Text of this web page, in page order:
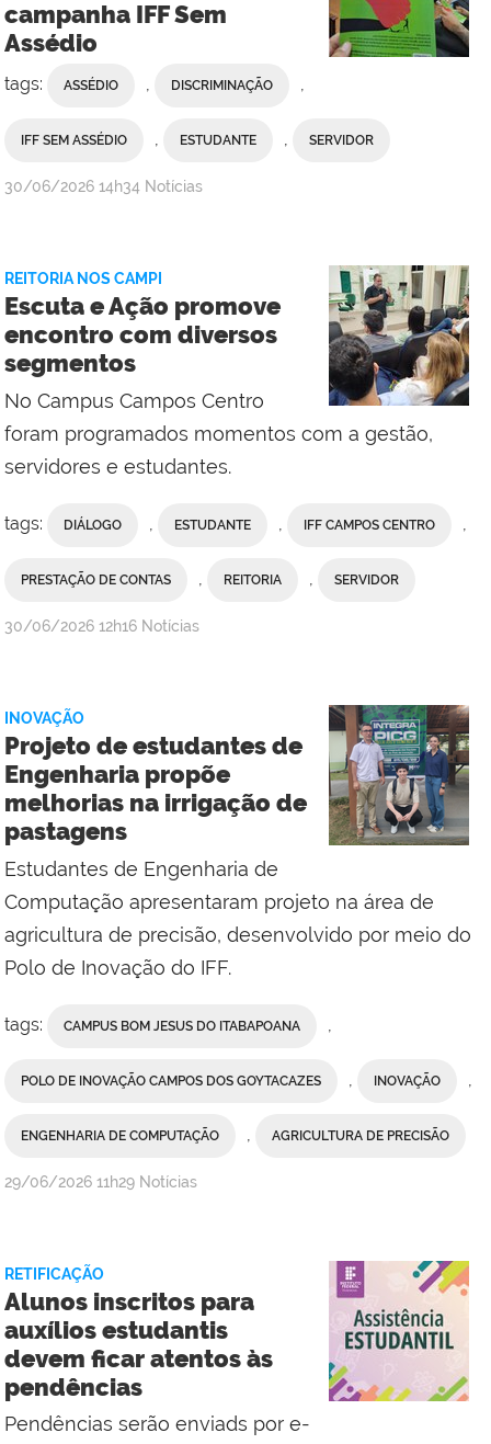
Campos
Centro
campanha IFF Sem
Assédio
tags: ASSÉDIO , DISCRIMINAÇÃO ,
IFF SEM ASSÉDIO , ESTUDANTE , SERVIDOR
por
publicado
30/06/2026 14h34 Notícias
REITORIA NOS CAMPI
Escuta e Ação promove
encontro com diversos
segmentos
No Campus Campos Centro
foram programados momentos com a gestão,
servidores e estudantes.
tags: DIÁLOGO , ESTUDANTE , IFF CAMPOS CENTRO ,
PRESTAÇÃO DE CONTAS , REITORIA , SERVIDOR
por
do
Campus
Campos
Centro
publicado
30/06/2026 12h16 Notícias
INOVAÇÃO
Projeto de estudantes de
Engenharia propõe
melhorias na irrigação de
pastagens
Estudantes de Engenharia de
Computação apresentaram projeto na área de
agricultura de precisão, desenvolvido por meio do
Polo de Inovação do IFF.
tags: CAMPUS BOM JESUS DO ITABAPOANA
POLO DE INOVAÇÃO CAMPOS DOS GOYTACAZES INOVAÇÃO
ENGENHARIA DE COMPUTAÇÃO AGRICULTURA DE PRECISÃO
por
Comunicação
Social
do
Campus
Bom
Jesus
publicado
29/06/2026 11h29 Notícias
RETIFICAÇÃO
Alunos inscritos para
auxílios estudantis
devem ficar atentos às
pendências
Pendências serão enviads por e-